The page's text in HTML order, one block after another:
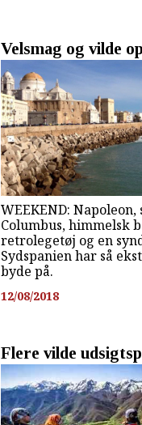
Velsmag og vilde
WEEKEND: Napoleon,
Columbus, himmelsk
retrolegetøj og en
Sydspanien har så
byde på.
12/08/2018
Flere vilde